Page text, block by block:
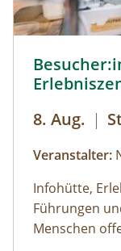
8. Aug. |
Veranstalter:
Infohütte,
Führungen
Menschen